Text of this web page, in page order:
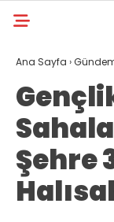
Ana Sayfa ›
Şehre